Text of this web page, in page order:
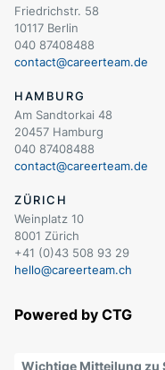
Friedrichstr. 58
10117 Berlin
040 87408488
contact@careerteam.de
HAMBURG
Am Sandtorkai 48
20457 Hamburg
040 87408488
contact@careerteam.de
ZÜRICH
Weinplatz 10
8001 Zürich
+41 (0)43 508 93 29
hello@careerteam.ch
Powered by CTG
Wichtige Mitteilung zu